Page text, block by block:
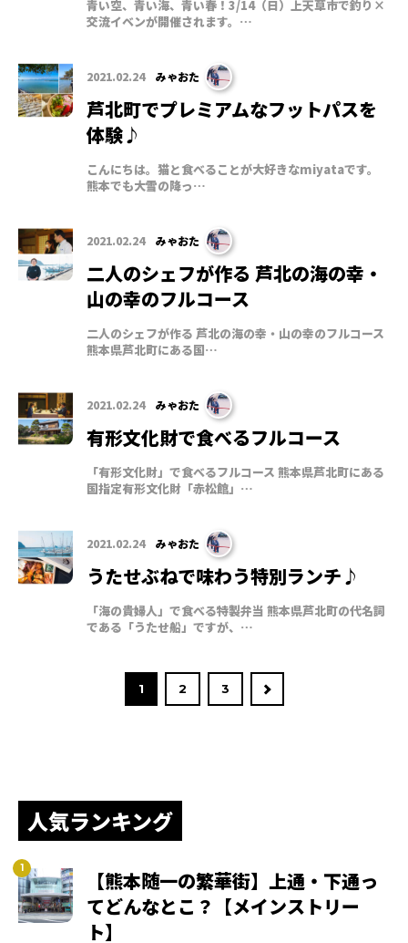
青い空、青い海、青い春！3/14（日）上天草市で釣り×
交流イベンが開催されます。…
2021.02.24 みゃおた
芦北町でプレミアムなフットパスを
体験♪
こんにちは。猫と食べることが大好きなmiyataです。
熊本でも大雪の降っ…
2021.02.24 みゃおた
二人のシェフが作る 芦北の海の幸・
山の幸のフルコース
二人のシェフが作る 芦北の海の幸・山の幸のフルコース
熊本県芦北町にある国…
2021.02.24 みゃおた
有形文化財で食べるフルコース
「有形文化財」で食べるフルコース 熊本県芦北町にある
国指定有形文化財「赤松館」…
2021.02.24 みゃおた
うたせぶねで味わう特別ランチ♪
「海の貴婦人」で食べる特製弁当 熊本県芦北町の代名詞
である「うたせ船」ですが、…
1 2 3
人気ランキング
【熊本随一の繁華街】上通・下通っ
てどんなとこ？【メインストリー
ト】